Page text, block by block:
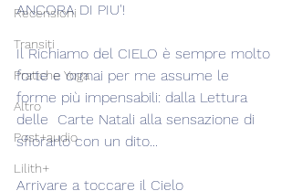
Recensioni
Transiti
Pratiche Yoga
Altro
Post+audio
Lilith+
ANCORA DI PIU'!
Il Richiamo del CIELO è sempre molto
forte e ormai per me assume le
forme più impensabili: dalla Lettura
delle  Carte Natali alla sensazione di
sfiorarlo con un dito...
Arrivare a toccare il Cielo